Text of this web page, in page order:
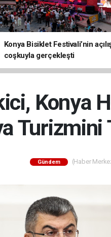
Konya Bisiklet Festivali’nin
coşkuyla gerçekleşti
Konya
Turizmini
Gündem (Haber